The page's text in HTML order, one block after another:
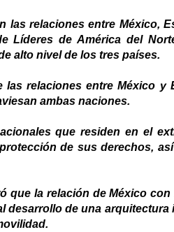
las relaciones entre México,
Líderes de América del
alto nivel de los tres países.
relaciones entre México y
ambas naciones.
que residen en el
de sus derechos,
que la relación de México
desarrollo de una